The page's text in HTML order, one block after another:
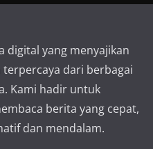
digital yang menyajikan
dari berbagai
Kami hadir untuk
berita yang cepat,
dan mendalam.